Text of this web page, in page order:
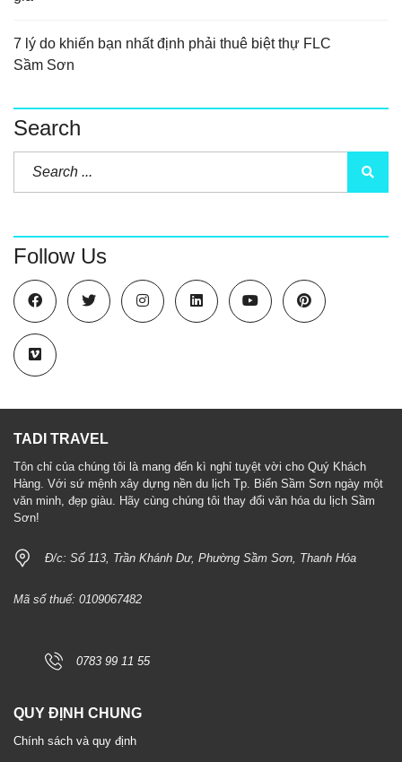
7 lý do khiến bạn nhất định phải thuê biệt thự FLC
Sầm Sơn
Search
Follow Us
TADI TRAVEL
Tôn chỉ của chúng tôi là mang đến kì nghỉ tuyệt vời cho Quý Khách
Hàng. Với sứ mệnh xây dựng nền du lịch Tp. Biển Sầm Sơn ngày một
văn minh, đẹp giàu. Hãy cùng chúng tôi thay đổi văn hóa du lịch Sầm
Sơn!
Đ/c: Số 113, Trần Khánh Dư, Phường Sầm Sơn, Thanh Hóa
Mã số thuế: 0109067482
0783 99 11 55
QUY ĐỊNH CHUNG
Chính sách và quy định